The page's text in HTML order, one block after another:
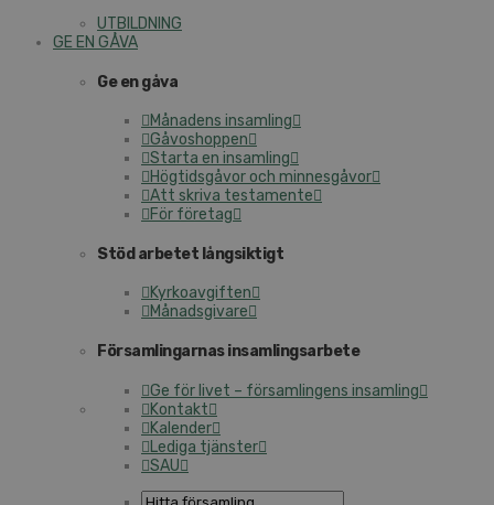
UTBILDNING
GE EN GÅVA
Ge en gåva
Månadens insamling
Gåvoshoppen
Starta en insamling
Högtidsgåvor och minnesgåvor
Att skriva testamente
För företag
Stöd arbetet långsiktigt
Kyrkoavgiften
Månadsgivare
Församlingarnas insamlingsarbete
Ge för livet – församlingens insamling
Kontakt
Kalender
Lediga tjänster
SAU